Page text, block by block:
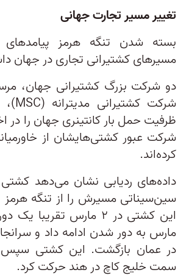
تغییر مسیر تجارت جهانی
بسته شدن تنگه هرمز پیامدهای
مسیرهای کشتیرانی تجاری در جهان
ظرفیت حمل بار کانتینری جهان را در
شرکت عبور کشتی‌هایشان از
کرده‌اند.
داده‌های ردیابی نشان می‌دهد
سین‌سیناتی مسیرش را از تنگه هرمز
مارس به دور شدن ادامه داد و
سمت خلیج کاچ در هند حرکت کرد.